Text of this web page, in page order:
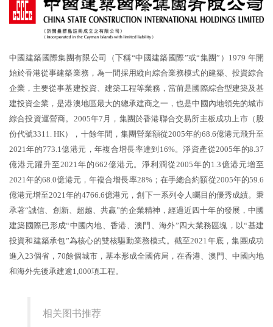
中國建築國際集團有限公司（下稱“中國建築國際”或“集團”）1979 年開
始於香港從事建築業務，為一間採用縱向綜合業務模式的建築、投資綜合
企業，主要從事基建投資、建築工程等業務，當前是國際綜合型建築及基
建投資企業，是港澳地區最大的總承建商之一，也是中國內地領先的城市
綜合投資運營商。2005年7月，集團於香港聯合交易所主板成功上市（股
份代號3311. HK），十餘年間，集團營業額從2005年的68.6億港元飛升至
2021年的773.1億港元，年複合增長率達到16%。淨資產從2005年的8.37
億港元躍升至2021年的662億港元。淨利潤從2005年的1.3億港元增至
2021年的68.0億港元，年複合增長率28%；在手總合約額從2005年的59.6
億港元增至2021年的4766.6億港元，創下一系列令人矚目的優秀成績。秉
承著“誠信、創新、超越、共贏”的企業精神，經過近四十年的發展，中國
建築國際已形成“中國內地、香港、澳門、海外”四大業務區塊，以“基建
投資和建築承包”為核心的雙核驅動業務模式。截至2021年底，集團成功
進入23個省，70餘個城市，基本形成全國佈局，在香港、澳門、中國內地
和海外先後承建逾1,000項工程。
相关图书推荐